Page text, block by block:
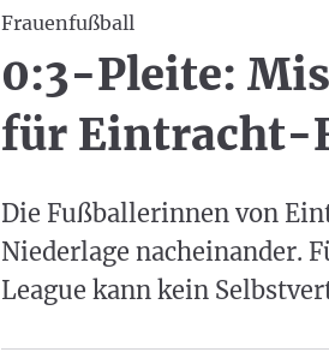
Frauenfußball
0:3-Pleite:
für Eintracht-
Die Fußballerinnen von
Niederlage nacheinander.
League kann kein